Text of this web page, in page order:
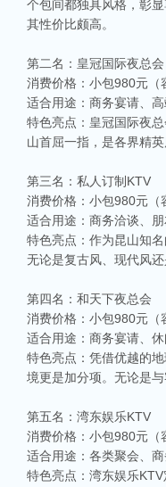
个包间都独具风格，彰
其性价比颇高。
第二名：皇冠国际夜总会
消费价格：小包980元
适合用途：商务宴请、
特色亮点：皇冠国际夜
山首屈一指，是各界精
第三名：私人订制KTV
消费价格：小包980元
适合用途：商务洽谈、
特色亮点：作为昆山知
无论是复古风、现代风
第四名：和天下夜总会
消费价格：小包980元
适合用途：商务宴请、
特色亮点：凭借优越的
境更是加分项。无论是
第五名：湾东娱乐KTV
消费价格：小包980元
适合用途：各类聚会、
特色亮点：湾东娱乐